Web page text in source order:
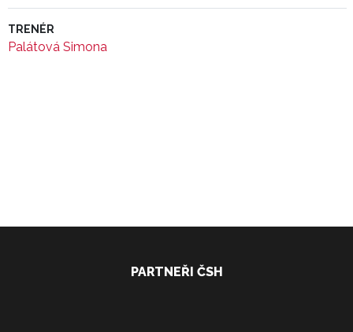
TRENÉR
Palátová Simona
PARTNEŘI ČSH